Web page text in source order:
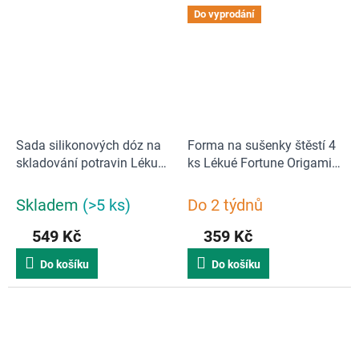
Sada silikonových dóz na
skladování potravin Lékué
Skladem (>5 ks)
549 Kč
Do košíku
Do vyprodání
Forma na sušenky štěstí 4
ks Lékué Fortune Origami |
Do 2 týdnů
359 Kč
Do košíku